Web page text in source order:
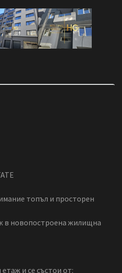
топъл и просторен
в новопостроена жилищна
и се състои от: